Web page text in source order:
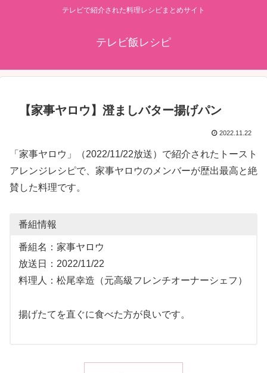
テレビで紹介された料理レシピまとめサイト
テレビ飯レシピ
【家事ヤロウ】澄ましバター揚げパン
2022.11.22
「家事ヤロウ」（2022/11/22放送）で紹介されたトースト
アレンジレシピで、家事ヤロウのメンバーが歴出最高と絶
賛した料理です。
番組情報
番組名：家事ヤロウ
放送日：2022/11/22
料理人：松尾幸造（元高級フレンチオーナーシェフ）
揚げたてを直ぐに食べた方が良いです。